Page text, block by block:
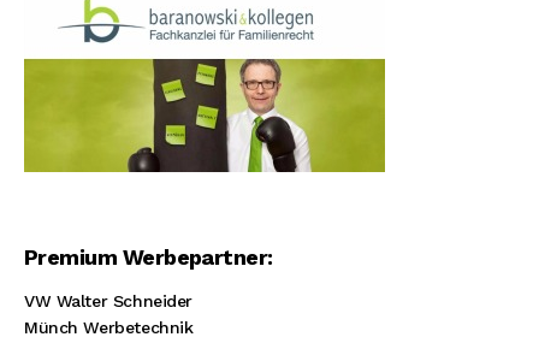
Premium Werbepartner:
VW Walter Schneider
Münch Werbetechnik